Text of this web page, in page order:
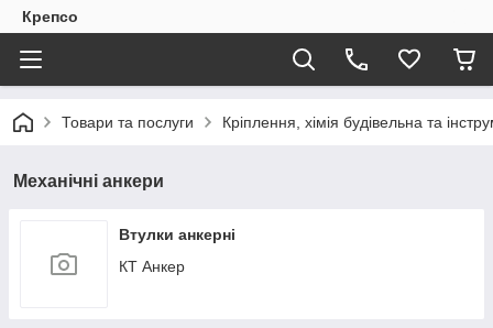
Крепсо
Товари та послуги Кріплення, хімія будівельна та
Механічні анкери
Втулки анкерні
КТ Анкер